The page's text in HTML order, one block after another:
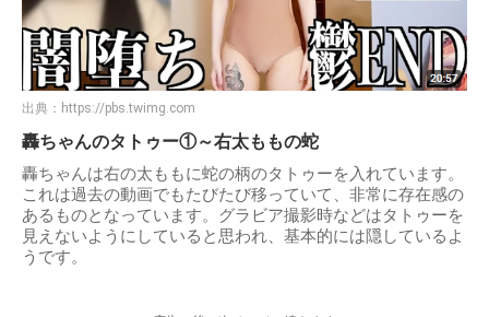
出典： https://pbs.twimg.com
轟ちゃんのタトゥー①～右太ももの蛇
轟ちゃんは右の太ももに蛇の柄のタトゥーを入れています。
これは過去の動画でもたびたび移っていて、非常に存在感の
あるものとなっています。グラビア撮影時などはタトゥーを
見えないようにしていると思われ、基本的には隠しているよ
うです。